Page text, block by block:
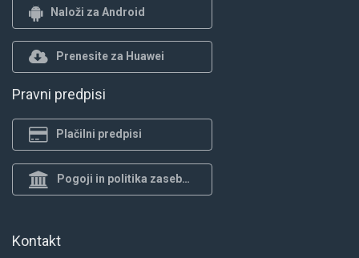
Naloži za Android
Prenesite za Huawei
Pravni predpisi
Plačilni predpisi
Pogoji in politika zasebnosti
Kontakt